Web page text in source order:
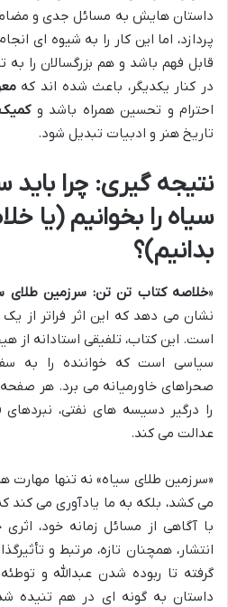
داستان هایش به مسائل جدی و
پردازد، اما این کار را به شیوه ای
قابل فهم باشد و هم بزرگسالان را به
در کنار یکدیگر، باعث شده اند که
احترام و تحسین همراه باشد و
تاریخ هنر و ادبیات تبدیل شود.
نتیجه گیری: چرا
سیاه را بخوانیم (یا
بدانیم)؟
«خلاصه کتاب تن تن: سرزمین طلای
نشان می دهد که این اثر فراتر از یک
است. این کتاب، تلفیقی استادانه از
سیاسی است که خواننده را به
صحراهای خاورمیانه می برد. هر
را درگیر دسیسه های نفتی،
عدالت می کند.
«سرزمین طلای سیاه» نه تنها مهارت
می کشد، بلکه به ما یادآوری می کند
با آگاهی از مسائل زمانه خود،
انتشار، همچنان تازه، مرتبط و
گرفته تا ربوده شدن عبدالله و
داستان به گونه ای در هم